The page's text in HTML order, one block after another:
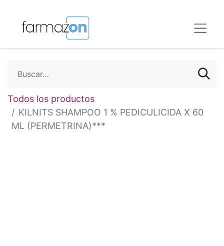
Todos los productos
KILNITS SHAMPOO 1 % PEDICULICIDA X 60
ML (PERMETRINA)***